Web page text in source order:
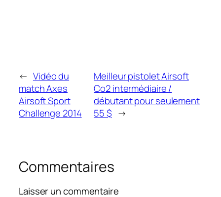
← Vidéo du
match Axes
Airsoft Sport
Challenge 2014
Meilleur pistolet Airsoft
Co2 intermédiaire /
débutant pour seulement
55 $ →
Commentaires
Laisser un commentaire